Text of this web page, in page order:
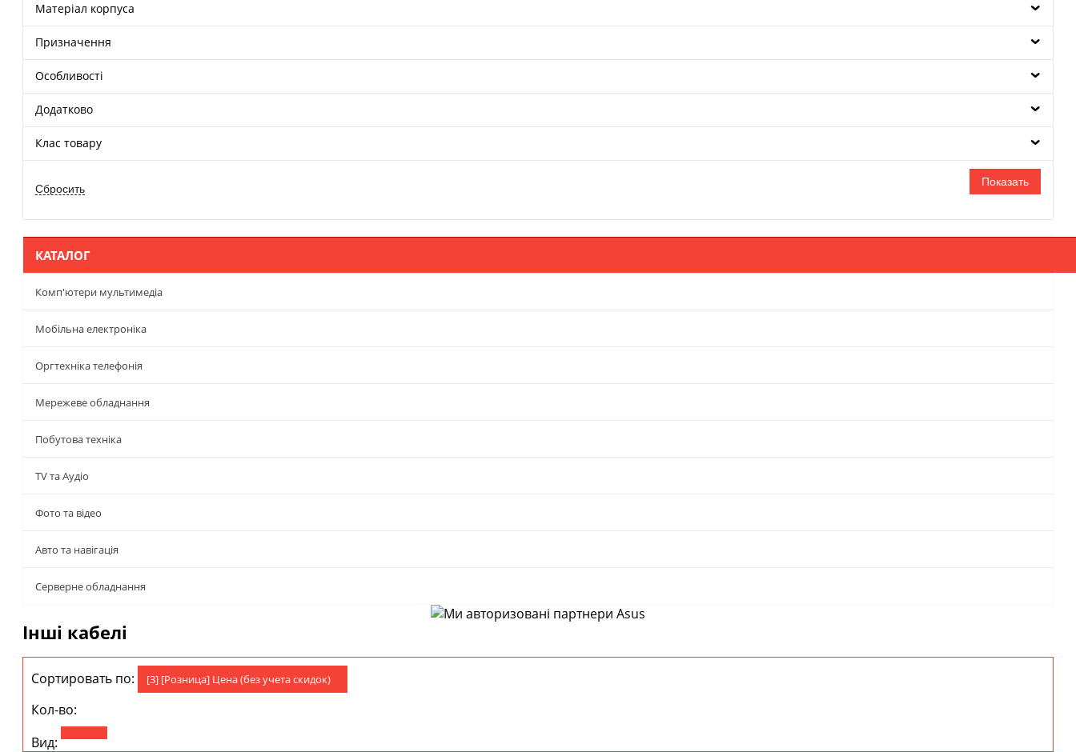
Матеріал корпуса
Призначення
Особливості
Додатково
Клас товару
КАТАЛОГ
Комп'ютери мультимедіа
Мобільна електроніка
Оргтехніка телефонія
Мережеве обладнання
Побутова техніка
TV та Аудіо
Фото та відео
Авто та навігація
Серверне обладнання
Інші кабелі
Сортировать по: [3] [Розница] Цена (без учета скидок)
Кол-во:
Вид: